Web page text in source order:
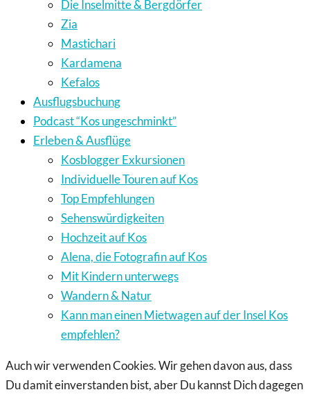
Die Inselmitte & Bergdörfer
Zia
Mastichari
Kardamena
Kefalos
Ausflugsbuchung
Podcast “Kos ungeschminkt”
Erleben & Ausflüge
Kosblogger Exkursionen
Individuelle Touren auf Kos
Top Empfehlungen
Sehenswürdigkeiten
Hochzeit auf Kos
Alena, die Fotografin auf Kos
Mit Kindern unterwegs
Wandern & Natur
Kann man einen Mietwagen auf der Insel Kos
empfehlen?
Auch wir verwenden Cookies. Wir gehen davon aus, dass
Du damit einverstanden bist, aber Du kannst Dich dagegen